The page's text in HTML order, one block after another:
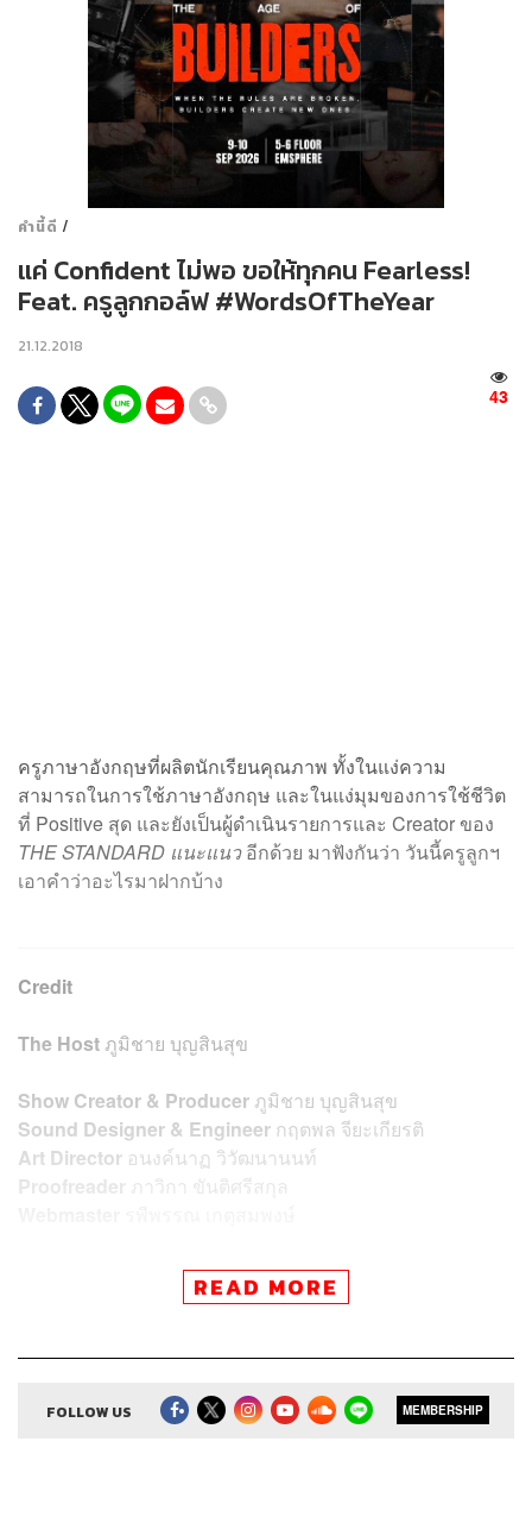
คำนี้ดี /
แค่ Confident ไม่พอ ขอให้ทุกคน Fearless!
Feat. ครูลูกกอล์ฟ #WordsOfTheYear
21.12.2018
43
ครูภาษาอังกฤษที่ผลิตนักเรียนคุณภาพ ทั้งในแง่ความ
สามารถในการใช้ภาษาอังกฤษ และในแง่มุมของการใช้ชีวิต
ที่ Positive สุด และยังเป็นผู้ดำเนินรายการและ Creator ของ
THE STANDARD แนะแนวอีกด้วย มาฟังกันว่า วันนี้ครูลูกฯ
เอาคำว่าอะไรมาฝากบ้าง
Credit
The Hostภูมิชาย บุญสินสุข
Show Creator & Producer ภูมิชาย บุญสินสุข
Sound Designer & Engineer กฤตพล จียะเกียรติ
Art Director อนงค์นาฏ วิวัฒนานนท์
Proofreader
ภาวิกา ขันติศรีสกุล
TAGS: คำนี้ดี knd บิ๊กบุญ ภูมิชาย bickboon
ศัพท์
พอดแคสต์
WordsOfTheYear
TheStandardPodcast
READ MORE
FOLLOW US MEMBERSHIP